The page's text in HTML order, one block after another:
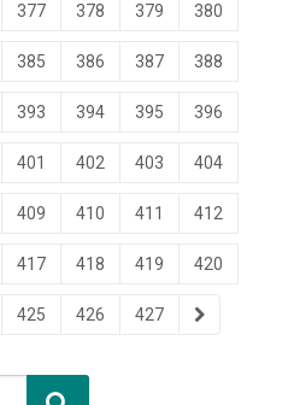
377 378 379 380
385 386 387 388
393 394 395 396
401 402 403 404
409 410 411 412
417 418 419 420
425 426 427